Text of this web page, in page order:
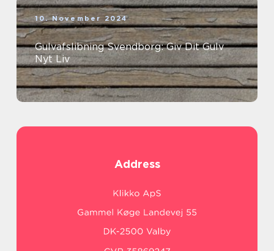
10. November 2024
Gulvafslibning Svendborg: Giv Dit Gulv
Nyt Liv
Address